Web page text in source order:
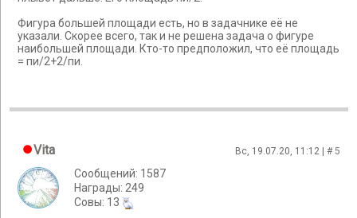
Фигура большей площади есть, но в задачнике её не
указали. Скорее всего, так и не решена задача о фигуре
наибольшей площади. Кто-то предположил, что её площадь
= пи/2+2/пи.
Vita Вс, 19.07.20, 11:12 | #5
Сообщений: 1587
Награды: 249
Cовы: 13